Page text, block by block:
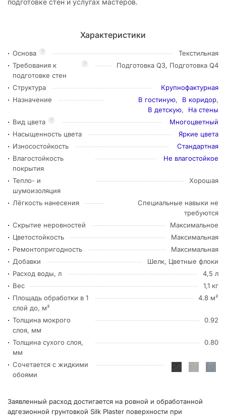
подготовке стен и услугах мастеров.
Характеристики
?
Основа Текстильная
?
Требования к
подготовке стен
Подготовка Q3, Подготовка Q4
Структура
Крупнофактурная
Назначение
В гостиную, В коридор,
В детскую, На стены
?
Вид цвета
Многоцветный
Насыщенность цвета
Яркие цвета
Износостойкость
Стандартная
Влагостойкость
покрытия
Не влагостойкое
Тепло- и
шумоизоляция
Хорошая
Лёгкость нанесения
Специальные навыки не
требуются
Скрытие неровностей
Максимальное
Цветостойкость
Максимальная
Ремонтопригодность
Максимальная
Добавки
Шелк, Цветные флоки
Расход воды, л
4,5 л
Вес
1,1 кг
Площадь обработки в 1
слой до, м²
4.8 м²
Толщина мокрого
слоя, мм
0.92
Толщина сухого слоя,
мм
0.80
Сочетается с жидкими
обоями
Заявленный расход достигается на ровной и обработанной
адгезионной грунтовкой Silk Plaster поверхности при